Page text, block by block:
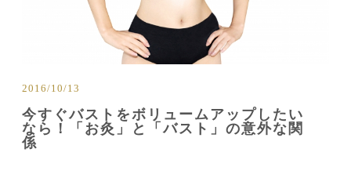
2016/10/13
今すぐバストをボリュームアップしたい
なら！「お灸」と「バスト」の意外な関
係